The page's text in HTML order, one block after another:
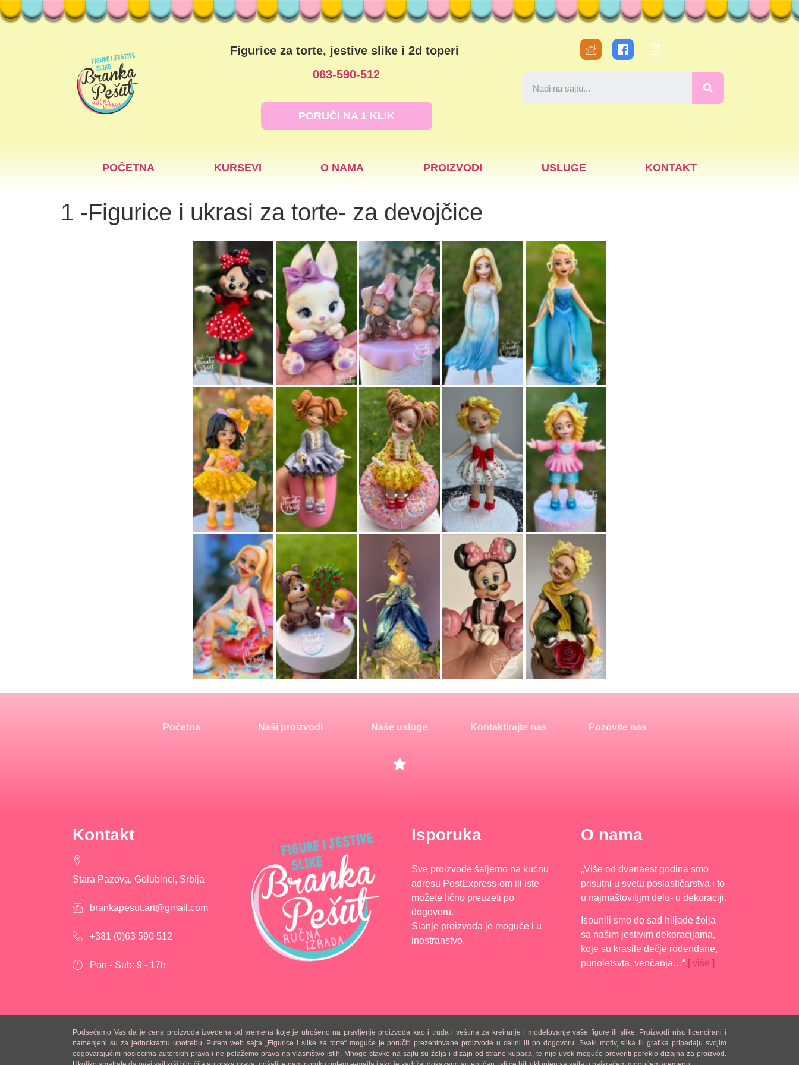
Figurice za torte, jestive slike i 2d toperi
063-590-512
PORUČI NA 1 KLIK
POČETNA KURSEVI O NAMA PROIZVODI USLUGE KONTAKT
1 -Figurice i ukrasi za torte- za devojčice
Početna Naši proizvodi Naše usluge Kontaktirajte nas Pozovite nas
Kontakt
Stara Pazova, Golubinci, Srbija
brankapesut.art@gmail.com
+381 (0)63 590 512
Pon - Sub: 9 - 17h
Isporuka
Sve proizvode šaljemo na kućnu
adresu PostExpress-om ili iste
možete lično preuzeti po
dogovoru.
Slanje proizvoda je moguće i u
inostranstvo.
O nama
„Više od dvanaest godina smo
prisutni u svetu poslastičarstva i to
u najmaštovitijm delu- u dekoraciji.
Ispunili smo do sad hiljade želja
sa našim jestivim dekoracijama,
koje su krasile dečje rođendane,
punoletsvta, venčanja…“ [ više ]
Podsećamo Vas da je cena proizvoda izvedena od vremena koje je utrošeno na pravljenje proizvoda kao i truda i veština za kreiranje i modelovanje vaše figure ili slike. Proizvodi nisu licencirani i
namenjeni su za jednokratnu upotrebu. Putem web sajta „Figurice i slike za torte“ moguće je poručiti prezentovane proizvode u celini ili po dogovoru. Svaki motiv, slika ili grafika pripadaju svojim
odgovarajućim nosiocima autorskih prava i ne polažemo prava na vlasništvo istih. Mnoge stavke na sajtu su želja i dizajn od strane kupaca, te nije uvek moguće proveriti poreklo dizajna za proizvod.